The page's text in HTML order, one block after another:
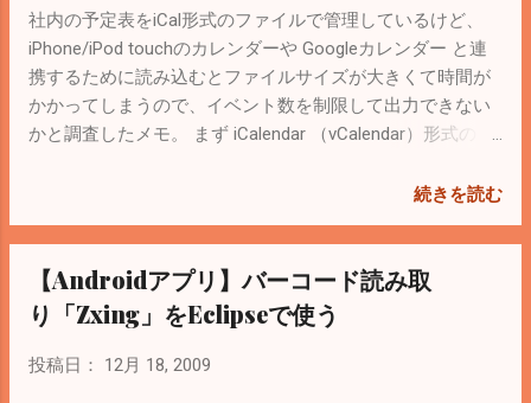
索するときは「 Process Explorer 」を使っ
ても簡単にできる。
社内の予定表をiCal形式のファイルで管理しているけど、
iPhone/iPod touchのカレンダーや Googleカレンダー と連
携するために読み込むとファイルサイズが大きくて時間が
かかってしまうので、イベント数を制限して出力できない
かと調査したメモ。 まず iCalendar （vCalendar）形式のフ
File_IMC で読み込めて配列に格納できるみたい。 実際に使
ースしていると遅いし、編集した結果を出力できないので
使いづらい。 しょうがないので自力で正規表現を使ってや
ってみた。 以下ソース。 <?php /** * ical形式のファイルか
らイベント情報を制限して出力する * 外部のカレンダー
（Google カレンダーやiPhone）用 * デフォルトイベント
続きを読む
【Androidアプリ】バーコード読み取
り「Zxing」をEclipseで使う
投稿日： 12月 18, 2009